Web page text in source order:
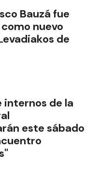
Bauzá fue
nuevo
de
internos de la
este sábado